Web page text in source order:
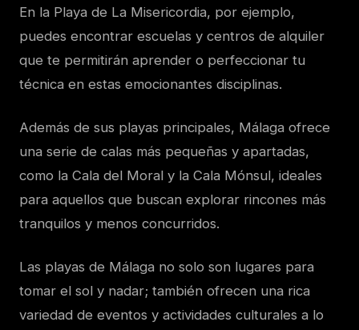
En la Playa de La Misericordia, por ejemplo,
puedes encontrar escuelas y centros de alquiler
que te permitirán aprender o perfeccionar tu
técnica en estas emocionantes disciplinas.
Además de sus playas principales, Málaga ofrece
una serie de calas más pequeñas y apartadas,
como la Cala del Moral y la Cala Mónsul, ideales
para aquellos que buscan explorar rincones más
tranquilos y menos concurridos.
Las playas de Málaga no solo son lugares para
tomar el sol y nadar; también ofrecen una rica
variedad de eventos y actividades culturales a lo